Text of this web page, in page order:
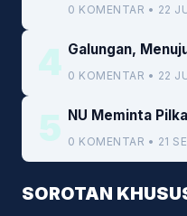
0 KOMENTAR • 22
4 Galungan,
0 KOMENTAR • 22
5 NU Meminta
0 KOMENTAR • 21
SOROTAN